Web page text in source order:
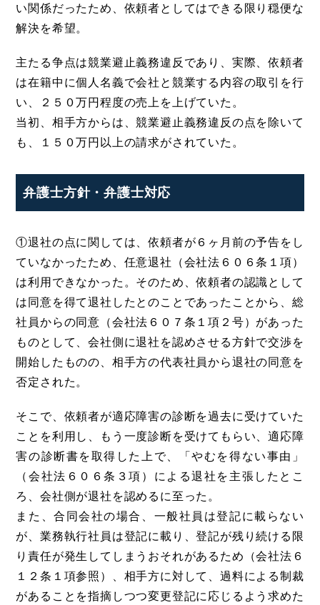
い関係だったため、依頼者としてはできる限り穏便な
解決を希望。
主たる争点は競業避止義務違反であり、実際、依頼者
は在籍中に個人名義で会社と競業する内容の取引を行
い、２５０万円程度の売上を上げていた。
当初、相手方からは、競業避止義務違反の点を除いて
も、１５０万円以上の請求がされていた。
弁護士方針・弁護士対応
①退社の点に関しては、依頼者が６ヶ月前の予告をし
ていなかったため、任意退社（会社法６０６条１項）
は利用できなかった。そのため、依頼者の認識として
は同意を得て退社したとのことであったことから、総
社員からの同意（会社法６０７条１項２号）があった
ものとして、会社側に退社を認めさせる方針で交渉を
開始したものの、相手方の代表社員から退社の同意を
否定された。
そこで、依頼者が適応障害の診断を過去に受けていた
ことを利用し、もう一度診断を受けてもらい、適応障
害の診断書を取得した上で、「やむを得ない事由」
（会社法６０６条３項）による退社を主張したとこ
ろ、会社側が退社を認めるに至った。
また、合同会社の場合、一般社員は登記に載らない
が、業務執行社員は登記に載り、登記が残り続ける限
り責任が発生してしまうおそれがあるため（会社法６
１２条１項参照）、相手方に対して、過料による制裁
があることを指摘しつつ変更登記に応じるよう求めた